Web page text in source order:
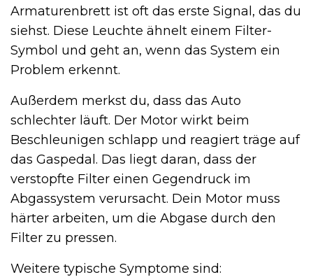
Armaturenbrett ist oft das erste Signal, das du
siehst. Diese Leuchte ähnelt einem Filter-
Symbol und geht an, wenn das System ein
Problem erkennt.
Außerdem merkst du, dass das Auto
schlechter läuft. Der Motor wirkt beim
Beschleunigen schlapp und reagiert träge auf
das Gaspedal. Das liegt daran, dass der
verstopfte Filter einen Gegendruck im
Abgassystem verursacht. Dein Motor muss
härter arbeiten, um die Abgase durch den
Filter zu pressen.
Weitere typische Symptome sind: